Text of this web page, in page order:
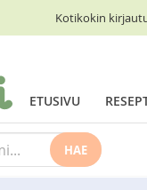
Kotikokin
ETUSIVU
HAE